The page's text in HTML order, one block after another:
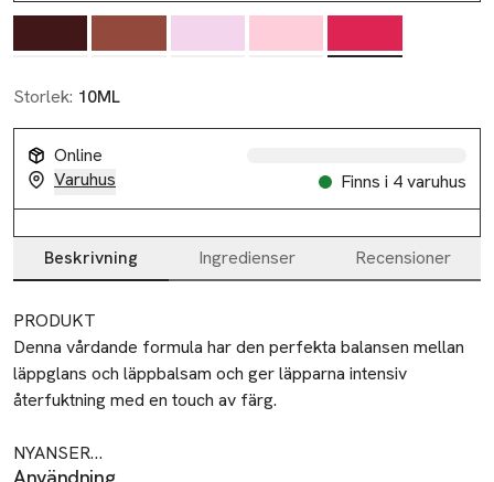
Storlek: 10ML
Online
Varuhus
Finns i 4 varuhus
Beskrivning Ingredienser Recensioner
Beskrivning
PRODUKT
Denna vårdande formula har den perfekta balansen mellan
läppglans och läppbalsam och ger läpparna intensiv
återfuktning med en touch av färg.
NYANSER